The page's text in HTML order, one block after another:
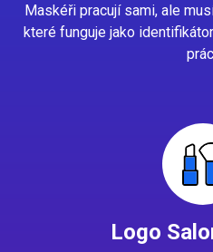
Maskéři pracují sami, ale
které funguje jako
Logo